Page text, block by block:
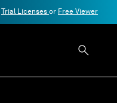
Trial Licenses or Free Viewer